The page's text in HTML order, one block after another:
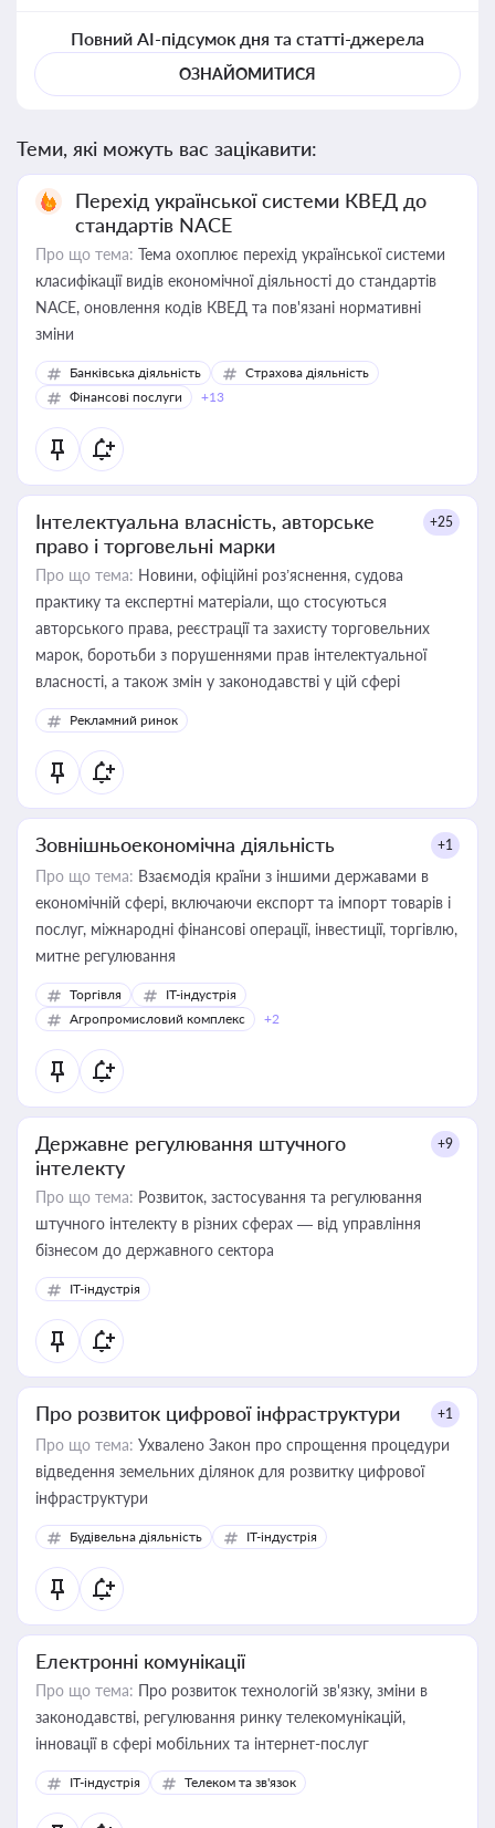
Повний AI-підсумок дня та статті-джерела
ОЗНАЙОМИТИСЯ
Теми, які можуть вас зацікавити:
Перехід української системи КВЕД до
стандартів NACE
Про що тема: Тема охоплює перехід української системи
класифікації видів економічної діяльності до стандартів
NACE, оновлення кодів КВЕД та пов'язані нормативні
зміни
Банківська діяльність
Страхова діяльність
Фінансові послуги
+13
Інтелектуальна власність, авторське
право і торговельні марки
+25
Про що тема: Новини, офіційні роз’яснення, судова
практику та експертні матеріали, що стосуються
авторського права, реєстрації та захисту торговельних
марок, боротьби з порушеннями прав інтелектуальної
власності, а також змін у законодавстві у цій сфері
Рекламний ринок
Зовнішньоекономічна діяльність +1
Про що тема: Взаємодія країни з іншими державами в
економічній сфері, включаючи експорт та імпорт товарів і
послуг, міжнародні фінансові операції, інвестиції, торгівлю,
митне регулювання
Торгівля
IT-індустрія
Агропромисловий комплекс
+2
Державне регулювання штучного
інтелекту
+9
Про що тема: Розвиток, застосування та регулювання
штучного інтелекту в різних сферах — від управління
бізнесом до державного сектора
IT-індустрія
Про розвиток цифрової інфраструктури +1
Про що тема: Ухвалено Закон про спрощення процедури
відведення земельних ділянок для розвитку цифрової
інфраструктури
Будівельна діяльність IT-індустрія
Електронні комунікації
Про що тема: Про розвиток технологій зв'язку, зміни в
законодавстві, регулювання ринку телекомунікацій,
інновації в сфері мобільних та інтернет-послуг
IT-індустрія Телеком та зв'язок